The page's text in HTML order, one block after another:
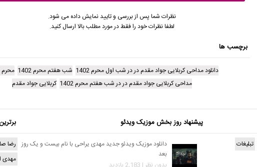
نظرات شما پس از بررسی و تایید نمایش داده می شود.
لطفا نظرات خود را فقط در مورد مطلب بالا ارسال کنید.
برچسب ها
دانلود مداحی کربلایی جواد مقدم در در شب اول محرم 1402 شب هفتم محرم 1402
محرم 1402
مداحی کربلایی جواد مقدم در در شب هفتم محرم 1402
کربلایی جواد مقدم
تبلیغات
پیشنهاد روز بخش موزیک ویدئو
دانلود موزیک ویدئو جدید مهدی یراحی با نام بیست و یک روز
بعد
بدون نظر | 2,183 بازدید
رضا
مهدی